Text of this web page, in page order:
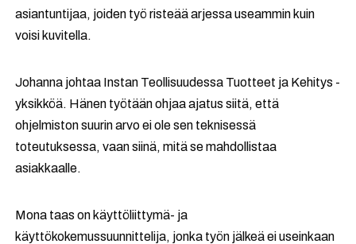
asiantuntijaa, joiden työ risteää arjessa useammin kuin
voisi kuvitella.
Johanna johtaa Instan Teollisuudessa Tuotteet ja Kehitys -
yksikköä. Hänen työtään ohjaa ajatus siitä, että
ohjelmiston suurin arvo ei ole sen teknisessä
toteutuksessa, vaan siinä, mitä se mahdollistaa
asiakkaalle.
Mona taas on käyttöliittymä- ja
käyttökokemussuunnittelija, jonka työn jälkeä ei useinkaan